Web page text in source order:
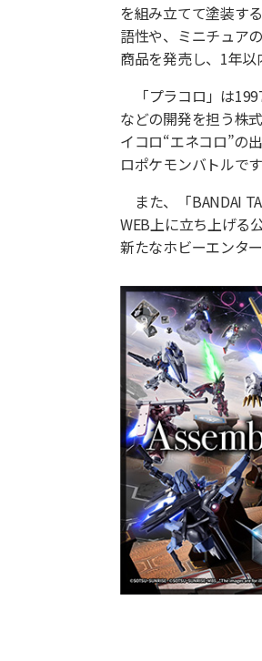
を組み立てて塗装す
語性や、ミニチュア
商品を発売し、1年以
「プラコロ」は
などの開発を担う株
イコロ“エネコロ”の
ロポケモンバトルです
また、「BANDAI
WEB上に立ち上げる
新たなホビーエンタ